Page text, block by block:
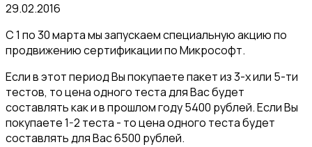
29.02.2016
С 1 по 30 марта мы запускаем специальную акцию по
продвижению сертификации по Микрософт.
Если в этот период Вы покупаете пакет из 3-х или 5-ти
тестов, то цена одного теста для Вас будет
составлять как и в прошлом году 5400 рублей. Если Вы
покупаете 1-2 теста - то цена одного теста будет
составлять для Вас 6500 рублей.